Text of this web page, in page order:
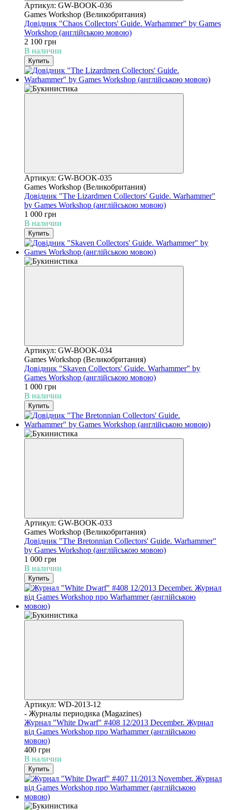
Артикул: GW-BOOK-036
Games Workshop (Великобритания)
Довідник "Chaos Collectors' Guide. Warhammer" by Games
Workshop (англійською мовою)
2 100 грн
В наличии
Купить
Артикул: GW-BOOK-035
Games Workshop (Великобритания)
Довідник "The Lizardmen Collectors' Guide. Warhammer"
by Games Workshop (англійською мовою)
1 000 грн
В наличии
Купить
Артикул: GW-BOOK-034
Games Workshop (Великобритания)
Довідник "Skaven Collectors' Guide. Warhammer" by
Games Workshop (англійською мовою)
1 000 грн
В наличии
Купить
Артикул: GW-BOOK-033
Games Workshop (Великобритания)
Довідник "The Bretonnian Collectors' Guide. Warhammer"
by Games Workshop (англійською мовою)
1 000 грн
В наличии
Купить
Артикул: WD-2013-12
- Журналы периодика (Magazines)
Журнал "White Dwarf" #408 12/2013 December. Журнал
від Games Workshop про Warhammer (англійською
мовою)
400 грн
В наличии
Купить